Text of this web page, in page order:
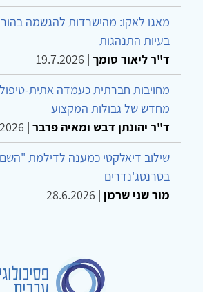
מאגו לאקו: מהישרדות להגשמה
בעיות התנהגות
ד"ר ליאור סומך |
19.7.2026
מחויבות חברתית כעמדה אתית-
מחדש של גבולות המקצוע
ד"ר יהונתן דבש ומאיה פרבר |
שילוב דיאלקטי כמענה לדילמת
בטרנסג'נדרים
מור שני שרמן |
28.6.2026